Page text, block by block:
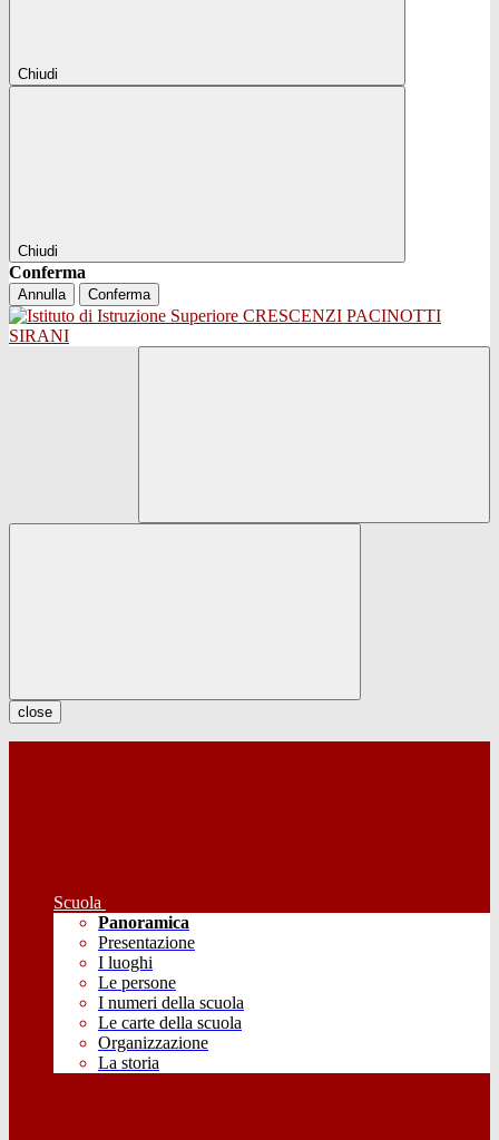
Chiudi
Chiudi
Conferma
Annulla Conferma
close
Scuola
Panoramica
Presentazione
I luoghi
Le persone
I numeri della scuola
Le carte della scuola
Organizzazione
La storia